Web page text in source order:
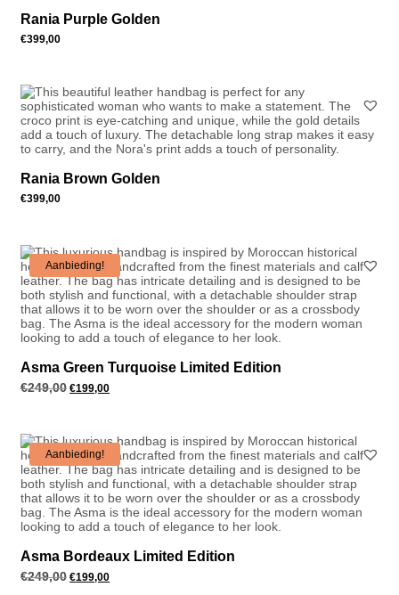
Rania Purple Golden
€399,00
Rania Brown Golden
€399,00
Aanbieding!
Asma Green Turquoise Limited Edition
€249,00 Oorspronkelijke
prijs
€199,00
prijs
Aanbieding!
Asma Bordeaux Limited Edition
€249,00 Oorspronkelijke
prijs
€199,00
prijs